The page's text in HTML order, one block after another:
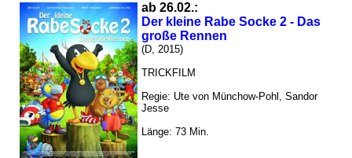
ab 26.02.:
Der kleine Rabe Socke 2 - Das
große Rennen
(D, 2015)
TRICKFILM
Regie: Ute von Münchow-Pohl, Sandor
Jesse
Länge: 73 Min.